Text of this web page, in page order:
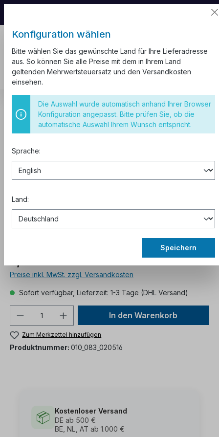
CEE Einbausteckdose 400V 5x16A
MUT103
Preise inkl. MwSt. zzgl. Versandkosten
Sofort verfügbar, Lieferzeit: 1-3 Tage (DHL Versand)
In den Warenkorb
Zum Merkzettel hinzufügen
Produktnummer: 010_083_020516
📦
Kostenloser Versand
DE ab 500 €
BE, NL, AT ab 1.000 €
Konfiguration wählen
Bitte wählen Sie das gewünschte Land für Ihre Lieferadresse
aus. So können Sie alle Preise mit dem in Ihrem Land
geltenden Mehrwertsteuersatz und den Versandkosten
einsehen.
Die Auswahl wurde automatisch anhand Ihrer Browser
Konfiguration angepasst. Bitte prüfen Sie, ob die
automatische Auswahl Ihrem Wunsch entspricht.
Sprache:
Land:
Speichern